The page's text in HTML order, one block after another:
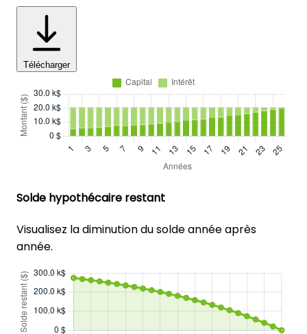
Télécharger
Solde hypothécaire restant
Visualisez la diminution du solde année après
année.